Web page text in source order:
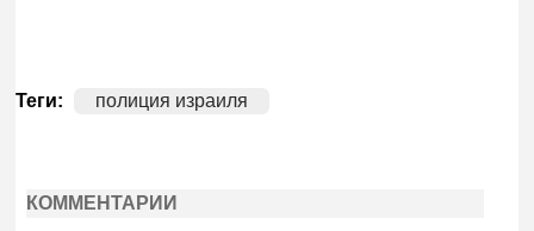
Теги: полиция израиля
КОММЕНТАРИИ